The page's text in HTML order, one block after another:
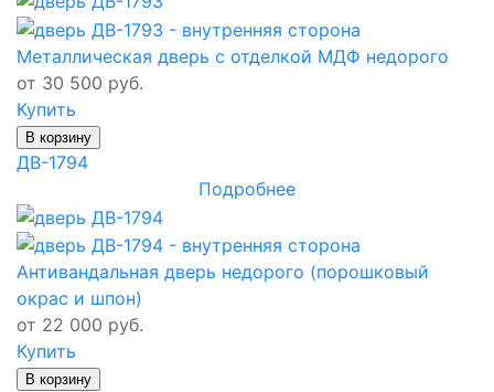
Металлическая дверь с отделкой МДФ недорого
от 30 500 руб.
Купить
В корзину
ДВ-1794
Подробнее
Антивандальная дверь недорого (порошковый
окрас и шпон)
от 22 000 руб.
Купить
В корзину